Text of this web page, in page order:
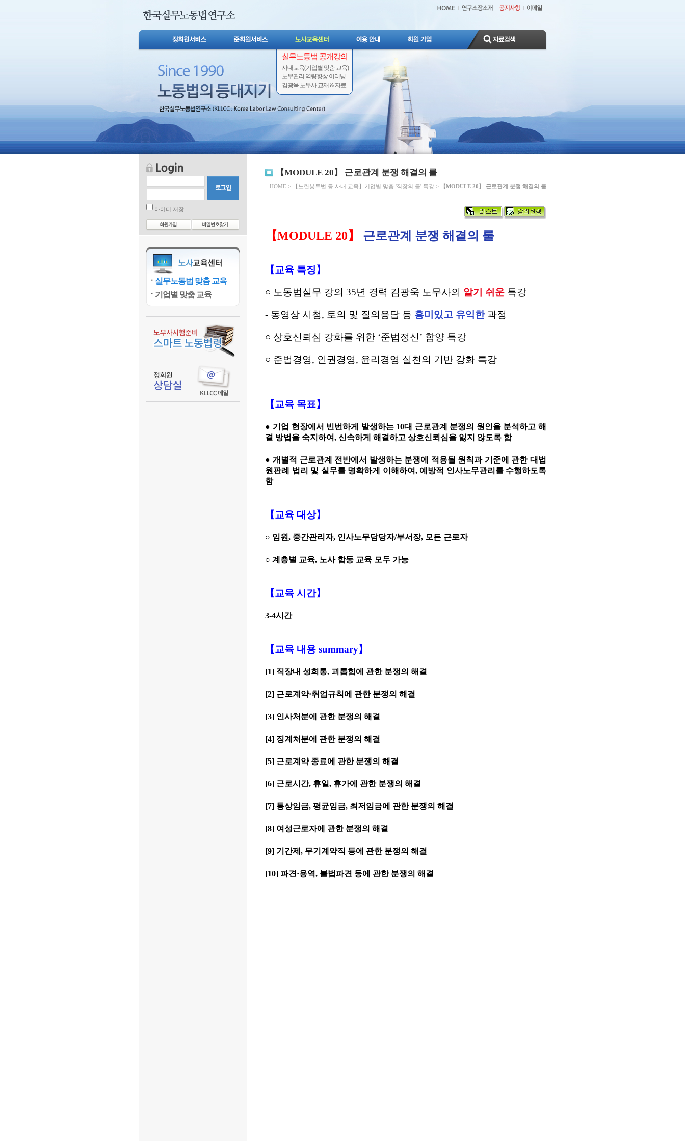
실무노동법 공개강의
사내교육(기업별 맞춤 교육)
노무관리 역량향상 이러닝
김광욱 노무사 교재 & 자료
아이디 저장
실무노동법 맞춤 교육
기업별 맞춤 교육
【MODULE 20】 근로관계 분쟁 해결의 룰
HOME > 【노란봉투법 등 사내 교육】기업별 맞춤 '직장의 룰' 특강 > 【MODULE 20】 근로관계 분쟁 해결의 룰
【MODULE 20】 근로관계 분쟁 해결의 룰
【 교육 특징 】
○ 노동법실무 강의 35년 경력 김광욱 노무사의 알기 쉬운 특강
- 동영상 시청, 토의 및 질의응답 등 흥미있고 유익한 과정
○ 상호신뢰심 강화를 위한 ‘준법정신’ 함양 특강
○ 준법경영, 인권경영, 윤리경영 실천의 기반 강화 특강
【 교육 목표】
● 기업 현장에서 빈번하게 발생하는 10대 근로관계 분쟁의 원인을 분석하고 해
결 방법을 숙지하여, 신속하게 해결하고 상호신뢰심을 잃지 않도록 함
●개별적 근로관계 전반에서 발생하는 분쟁에 적용될 원칙과 기준에 관한 대법
원판례 법리 및 실무를 명확하게 이해하여, 예방적 인사노무관리를 수행하도록
함
【 교육 대상】
○ 임원, 중간관리자, 인사노무담당자/부서장, 모든 근로자
○ 계층별 교육, 노사 합동 교육 모두 가능
【 교육 시간】
3-4시간
【 교육 내용 summary】
[1] 직장내 성희롱, 괴롭힘에 관한 분쟁의 해결
[2] 근로계약·취업규칙에 관한 분쟁의 해결
[3] 인사처분에 관한 분쟁의 해결
[4] 징계처분에 관한 분쟁의 해결
[5] 근로계약 종료에 관한 분쟁의 해결
[6] 근로시간, 휴일, 휴가에 관한 분쟁의 해결
[7] 통상임금, 평균임금, 최저임금에 관한 분쟁의 해결
[8] 여성근로자에 관한 분쟁의 해결
[9] 기간제 , 무기계약직 등에 관한 분쟁의 해결
[10] 파견 ·용역, 불법파견 등에 관한 분쟁의 해결